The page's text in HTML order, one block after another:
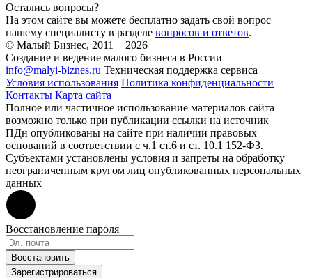
Остались вопросы?
На этом сайте вы можете бесплатно задать свой вопрос
нашему специалисту в разделе вопросов и ответов.
© Малый Бизнес, 2011 − 2026
Создание и ведение малого бизнеса в России
info@malyi-biznes.ru Техническая поддержка сервиса
Условия использования Политика конфиденциальности
Контакты Карта сайта
Полное или частичное использование материалов сайта
возможно только при публикации ссылки на источник
ПДн опубликованы на сайте при наличии правовых
оснований в соответствии с ч.1 ст.6 и ст. 10.1 152-ФЗ.
Субъектами установлены условия и запреты на обработку
неограниченным кругом лиц опубликованных персональных
данных
Восстановление пароля
Восстановить
Зарегистрироваться